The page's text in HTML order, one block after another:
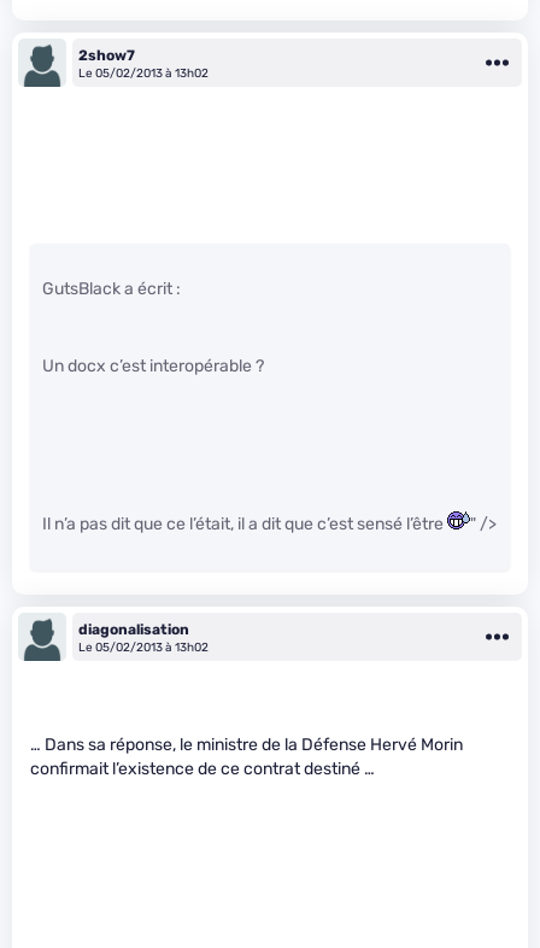
2show7
Le 05/02/2013 à 13h02
GutsBlack a écrit :
Un docx c’est interopérable ?
Il n’a pas dit que ce l’était, il a dit que c’est sensé l’être " />
diagonalisation
Le 05/02/2013 à 13h02
… Dans sa réponse, le ministre de la Défense Hervé Morin
confirmait l’existence de ce contrat destiné …